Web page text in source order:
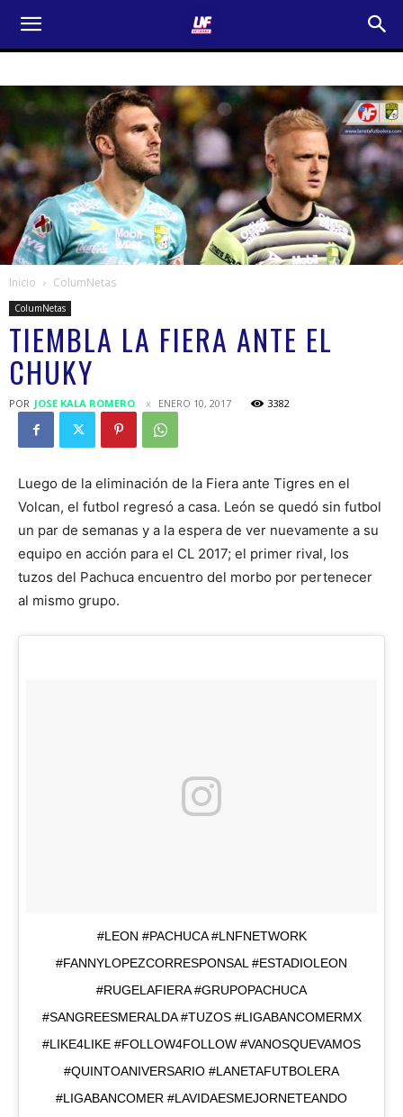
Inicio ColumNetas
ColumNetas
TIEMBLA LA FIERA ANTE EL
CHUKY
POR JOSE KALA ROMERO ENERO 10, 2017 3382
Luego de la eliminación de la Fiera ante Tigres en el
Volcan, el futbol regresó a casa. León se quedó sin futbol
un par de semanas y a la espera de ver nuevamente a su
equipo en acción para el CL 2017; el primer rival, los
tuzos del Pachuca encuentro del morbo por pertenecer
al mismo grupo.
#LEON #PACHUCA #LNFNETWORK
#FANNYLOPEZCORRESPONSAL #ESTADIOLEON
#RUGELAFIERA #GRUPOPACHUCA
#SANGREESMERALDA #TUZOS #LIGABANCOMERMX
#LIKE4LIKE #FOLLOW4FOLLOW #VANOSQUEVAMOS
#QUINTOANIVERSARIO #LANETAFUTBOLERA
#LIGABANCOMER #LAVIDAESMEJORNETEANDO